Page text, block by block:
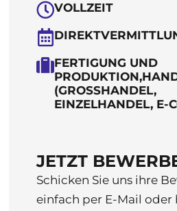
VOLLZEIT
FERTIGUNG UND
(GROSSHANDEL, E
INZELHANDEL, E-
JETZT
Schicken Sie uns ihre
einfach per E-Mail oder